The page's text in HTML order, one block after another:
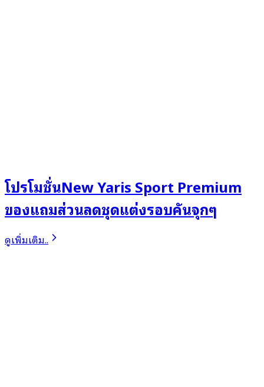
โปรโมชั่นNew Yaris Sport Premium
ของแถมส่วนลดชุดแต่งรอบคันจุกๆ
ดูเพิ่มเติม..